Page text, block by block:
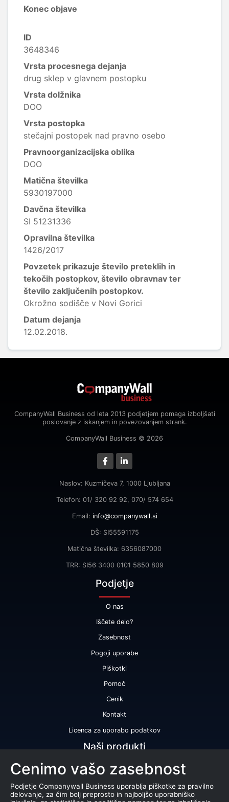
Konec objave
ID
3648346
Vrsta procesnega dejanja
drug sklep v glavnem postopku
Vrsta dolžnika
DOO
Vrsta postopka
stečajni postopek nad pravno osebo
Pravnoorganizacijska oblika
DOO
Matična številka
5930197000
Davčna številka
SI 51231336
Opravilna številka
1426/2017
Povzetek prikazuje število preteklih in
tekočih postopkov, število obravnav ter
število zaključenih postopkov.
Okrožno sodišče v Novi Gorici
Datum dejanja
12.02.2018.
CompanyWall Business od leta 2013 podjetjem pomaga izboljšati
poslovanje z iskanjem in povezovanjem strank.
CompanyWall Business © 2026
Naslov: Kuzmičeva 7, 1000 Ljubljana
Telefon: 01/ 320 92 92, 070/ 574 654
Email: info@companywall.si
DŠ: SI55591175
Matična številka: 6356087000
TRR: SI56 3400 0101 5850 809
Podjetje
O nas
Iščete delo?
Zasebnost
Pogoji uporabe
Piškotki
Pomoč
Cenik
Kontakt
Licenca za uporabo podatkov
Naši produkti
Bonitetna ocena
Bonitetno poročilo
Certifikat bonitetne odličnosti
Cenimo vašo zasebnost
Podjetje Companywall Business uporablja piškotke za pravilno
delovanje, za čim bolj preprosto in najboljšo uporabniško